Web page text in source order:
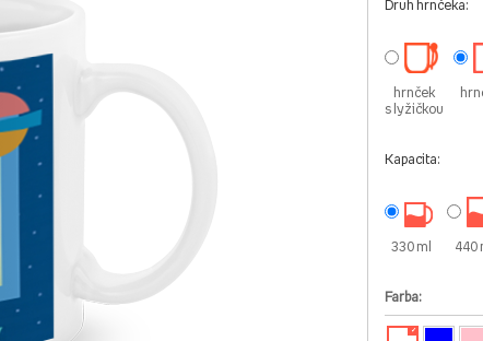
Druh hrnčeka:
hrnček
s lyžičkou
Kapacita:
330 ml 440
Farba:
✓